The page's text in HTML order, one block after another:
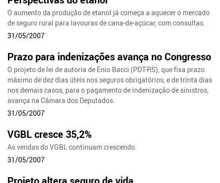
O aumento da produção de etanol já começa a aquecer o mercado
de seguro rural para lavouras de cana-de-açúcar, com consultas.
31/05/2007
Prazo para indenizações avança no Congresso
O projeto de lei de autoria de Enio Bacci (PDT-RS), que fixa prazo
máximo de dez dias úteis nos seguros obrigatórios, e de trinta dias
nos demais casos, para o pagamento de indenização de sinistros,
avança na Câmara dos Deputados.
31/05/2007
VGBL cresce 35,2%
As vendas do VGBL continuam crescendo.
31/05/2007